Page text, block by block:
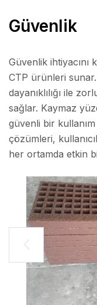
Güvenlik
Güvenlik ihtiyacını
CTP ürünleri
dayanıklılığı ile
sağlar. Kaymaz
güvenli bir
çözümleri,
her ortamda etkin